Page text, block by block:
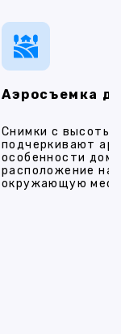
Аэросъемка
Снимки с высоты
подчеркивают
особенности
расположение на
окружающую